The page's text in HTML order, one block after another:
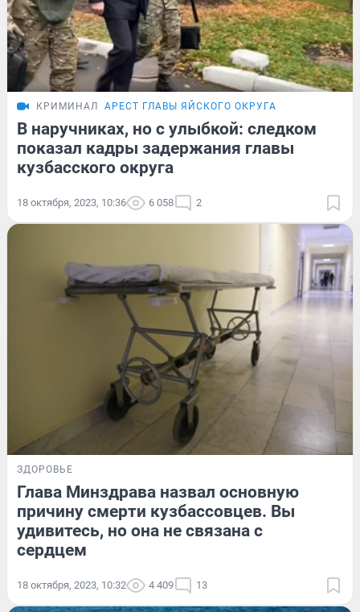
КРИМИНАЛ АРЕСТ ГЛАВЫ ЯЙСКОГО ОКРУГА
В наручниках, но с улыбкой: следком
показал кадры задержания главы
кузбасского округа
18 октября, 2023, 10:36 6 058 2
ЗДОРОВЬЕ
Глава Минздрава назвал основную
причину смерти кузбассовцев. Вы
удивитесь, но она не связана с
сердцем
18 октября, 2023, 10:32 4 409 13